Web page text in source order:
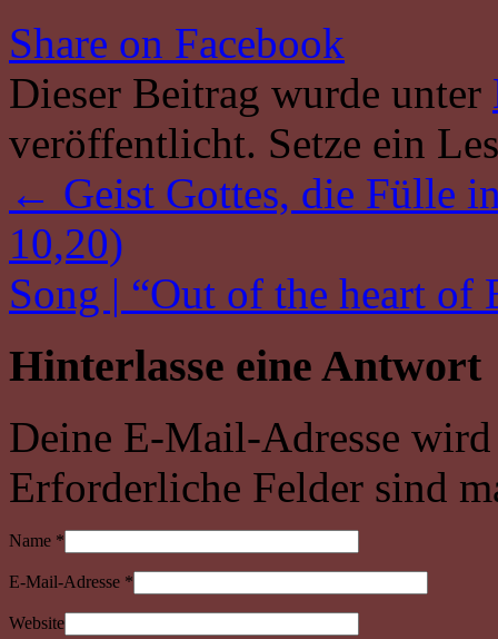
Share on Facebook
Dieser Beitrag wurde unter
veröffentlicht. Setze ein
← Geist Gottes, die Fülle
10,20)
Song | “Out of the heart
Hinterlasse eine Antwort
Deine E-Mail-Adresse
Erforderliche Felder sind
Name *
E-Mail-Adresse *
Website